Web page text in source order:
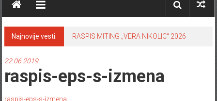
Najnovije vesti: RASPIS MITING „VERA NIKOLIC“ 2026
22.06.2019.
raspis-eps-s-izmena
raspis-eps-s-izmena